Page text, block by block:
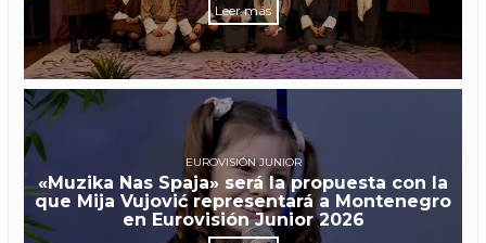
Leer más
EUROVISIÓN JUNIOR
«Muzika Nas Spaja» será la propuesta con la
que Mija Vujović representará a Montenegro
en Eurovisión Junior 2026